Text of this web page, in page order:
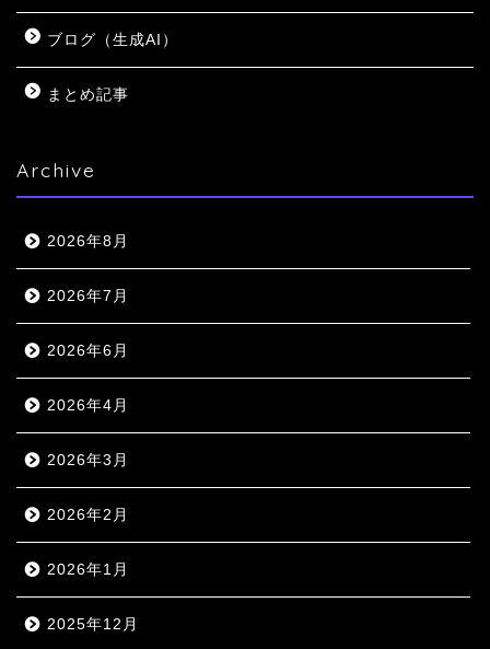
ブログ（生成AI）
まとめ記事
Archive
2026年8月
2026年7月
2026年6月
2026年4月
2026年3月
2026年2月
2026年1月
2025年12月